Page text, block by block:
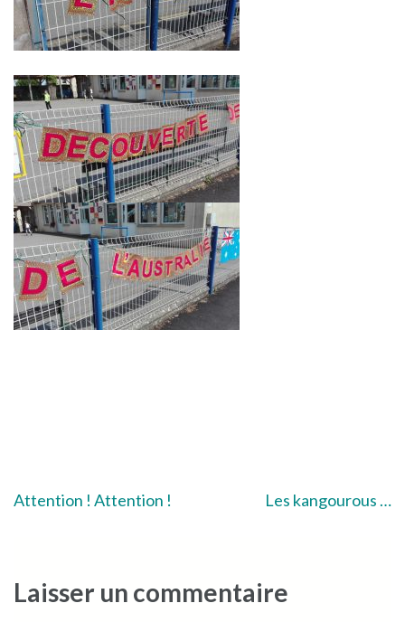
Navigation
l’article
Attention ! Attention ! Les kangourous …
Laisser un commentaire